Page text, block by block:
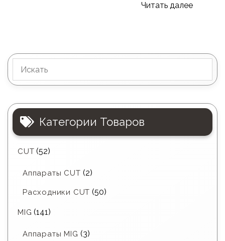
Читать далее
Категории Товаров
CUT (52)
Аппараты CUT (2)
Расходники CUT (50)
MIG (141)
Аппараты MIG (3)